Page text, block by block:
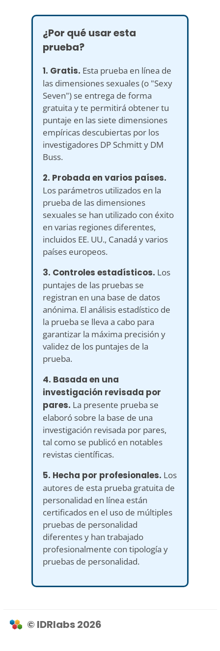
¿Por qué usar esta
prueba?
1. Gratis. Esta prueba en línea de
las dimensiones sexuales (o "Sexy
Seven") se entrega de forma
gratuita y te permitirá obtener tu
puntaje en las siete dimensiones
empíricas descubiertas por los
investigadores DP Schmitt y DM
Buss.
2. Probada en varios países.
Los parámetros utilizados en la
prueba de las dimensiones
sexuales se han utilizado con éxito
en varias regiones diferentes,
incluidos EE. UU., Canadá y varios
países europeos.
3. Controles estadísticos. Los
puntajes de las pruebas se
registran en una base de datos
anónima. El análisis estadístico de
la prueba se lleva a cabo para
garantizar la máxima precisión y
validez de los puntajes de la
prueba.
4. Basada en una
investigación revisada por
pares. La presente prueba se
elaboró ​​sobre la base de una
investigación revisada por pares,
tal como se publicó en notables
revistas científicas.
5. Hecha por profesionales. Los
autores de esta prueba gratuita de
personalidad en línea están
certificados en el uso de múltiples
pruebas de personalidad
diferentes y han trabajado
profesionalmente con tipología y
pruebas de personalidad.
© IDRlabs 2026